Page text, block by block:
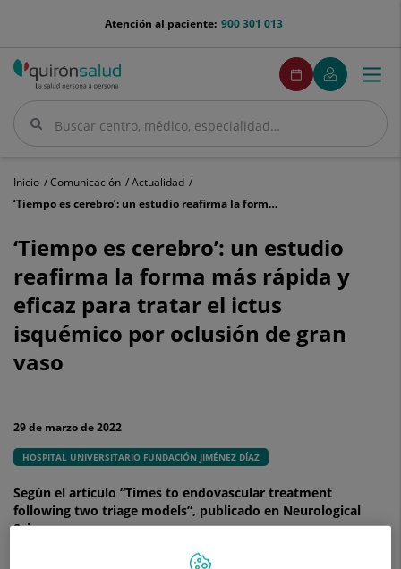
menu-
900 301 013
Atención al paciente:
Buscar
Buscar
menuPedirCita
Pedir
cita
Mi
Quirónsalud
Menú
Inicio Comunicación
Actualidad
‘Tiempo es cerebro’: un estudio reafirma la forma más rápida y eficaz para tratar el ictus isquémico por oclusión de gran vaso
es
cerebro’:
un
estudio
reafirma
la
forma
más
eficaz
tratar
ictus
isquémico
por
‘Tiempo es cerebro’: un estudio
reafirma la forma más rápida y
eficaz para tratar el ictus
isquémico por oclusión de gran
vaso
29 de marzo de 2022
HOSPITAL UNIVERSITARIO FUNDACIÓN JIMÉNEZ DÍAZ
Según el artículo “Times to endovascular treatment
following two triage models”, publicado en Neurological
Sciences